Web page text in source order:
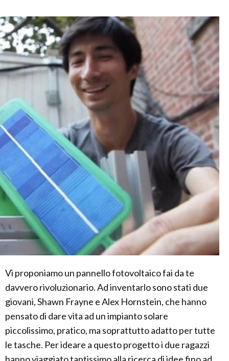
Vi proponiamo un pannello fotovoltaico fai da te
davvero rivoluzionario. Ad inventarlo sono stati due
giovani, Shawn Frayne e Alex Hornstein, che hanno
pensato di dare vita ad un impianto solare
piccolissimo, pratico, ma soprattutto adatto per tutte
le tasche. Per ideare a questo progetto i due ragazzi